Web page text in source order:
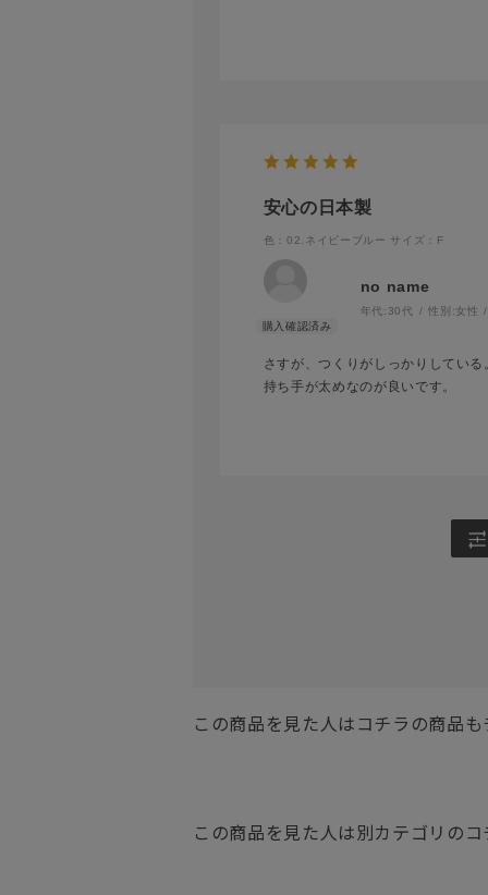
安心の日本製
色：02.ネイビーブルー サイズ：F
no name
年代:30代 性別:女性
さすが、つくりがしっかりしている
持ち手が太めなのが良いです。
この商品を見た人はコチラの商品
この商品を見た人は別カテゴリの